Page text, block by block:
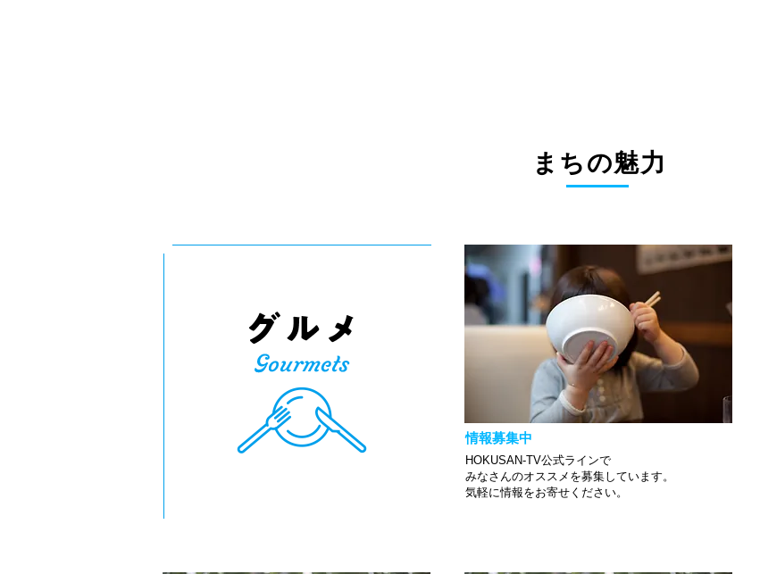
まちの魅力
情報募集中
HOKUSAN-TV公式ラインで
みなさんのオススメを募集しています。
​気軽に情報をお寄せください。